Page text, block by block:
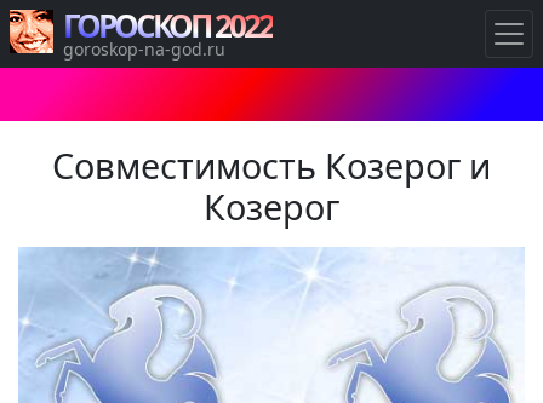
Совместимость Козерог и
Козерог
ГОРОСКОП 2022
goroskop-na-god.ru